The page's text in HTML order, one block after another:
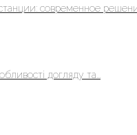
современное
догляду та...